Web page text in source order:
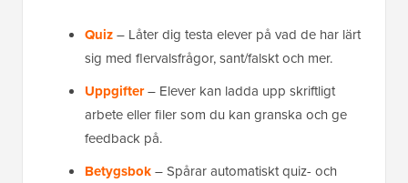
Quiz– Låter dig testa elever på vad de har lärt
sig med flervalsfrågor, sant/falskt och mer.
Uppgifter– Elever kan ladda upp skriftligt
arbete eller filer som du kan granska och ge
feedback på.
Betygsbok– Spårar automatiskt quiz- och